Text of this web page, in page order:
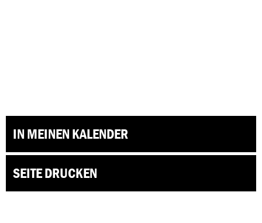
IN MEINEN KALENDER
SEITE DRUCKEN